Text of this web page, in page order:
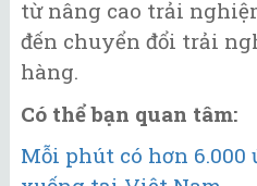
từ nâng cao trải
đến chuyển đổi trải
hàng.
Có thể bạn quan tâm:
Mỗi phút có hơn